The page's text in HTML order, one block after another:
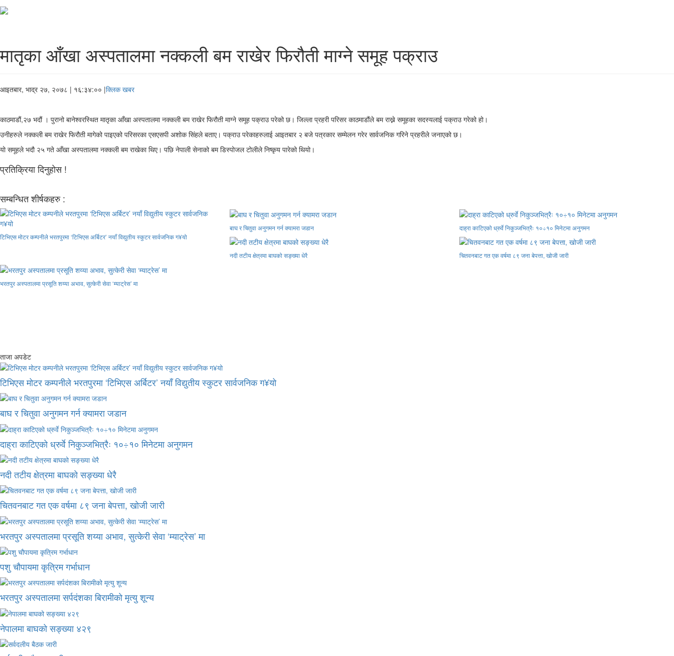
मातृका आँखा अस्पतालमा नक्कली बम राखेर फिरौती माग्ने समूह पक्राउ
आइतबार, भाद्र २७, २०७८ | १६:३४:०० |क्लिक खबर
काठमाडौं,२७ भदौं । पुरानो बानेश्वरस्थित मातृका आँखा अस्पतालमा नक्कली बम राखेर फिरौती माग्ने समूह पक्राउ परेको छ। जिल्ला प्रहरी परिसर काठमाडौंले बम राख्ने समूहका सदस्यलाई पक्राउ गरेको हो।
उनीहरुले नक्कली बम राखेर फिरौती मागेको पाइएको परिसरका एसएसपी अशोक सिंहले बताए। पक्राउ परेकाहरुलाई आइतबार २ बजे पत्रकार सम्मेलन गरेर सार्वजनिक गरिने प्रहरीले जनाएको छ।
यो समूहले भदौ २५ गते आँखा अस्पतालमा नक्कली बम राखेका थिए। पछि नेपाली सेनाको बम डिस्पोजल टोलीले निष्कृय पारेको थियो।
प्रतिक्रिया दिनुहोस !
सम्बन्धित शीर्षकहरु :
टिभिएस मोटर कम्पनीले भरतपुरमा ‘टिभिएस अर्बिटर’ नयाँ विद्युतीय स्कुटर सार्वजनिक ग¥यो
बाघ र चितुवा अनुगमन गर्न क्यामरा जडान दाह्रा काटिएको ध्रुर्वे निकुञ्जभित्रैः १०÷१० मिनेटमा अनुगमन
नदी तटीय क्षेत्रमा बाघको सङ्ख्या धेरै चितवनबाट गत एक वर्षमा ८९ जना बेपत्ता, खोजी जारी
भरतपुर अस्पतालमा प्रसूति शय्या अभाव, सुत्केरी सेवा ‘म्याट्रेस’ मा
ताजा अपडेट
टिभिएस मोटर कम्पनीले भरतपुरमा ‘टिभिएस अर्बिटर’ नयाँ विद्युतीय स्कुटर सार्वजनिक ग¥यो
बाघ र चितुवा अनुगमन गर्न क्यामरा जडान
दाह्रा काटिएको ध्रुर्वे निकुञ्जभित्रैः १०÷१० मिनेटमा अनुगमन
नदी तटीय क्षेत्रमा बाघको सङ्ख्या धेरै
चितवनबाट गत एक वर्षमा ८९ जना बेपत्ता, खोजी जारी
भरतपुर अस्पतालमा प्रसूति शय्या अभाव, सुत्केरी सेवा ‘म्याट्रेस’ मा
पशु चौपायमा कृत्रिम गर्भाधान
भरतपुर अस्पतालमा सर्पदंशका बिरामीको मृत्यु शून्य
नेपालमा बाघको सङ्ख्या ४२९